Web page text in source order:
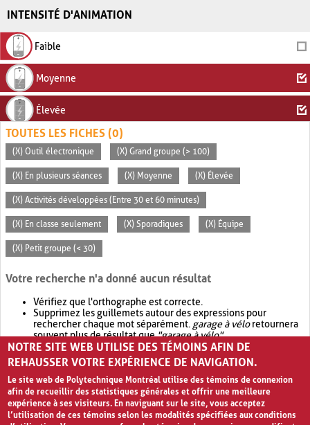
INTENSITÉ D'ANIMATION
Faible
Moyenne
Élevée
TOUTES LES FICHES (0)
(X) Outil électronique (X) Grand groupe (> 100)
(X) En plusieurs séances (X) Moyenne (X) Élevée
(X) Activités développées (Entre 30 et 60 minutes)
(X) En classe seulement (X) Sporadiques (X) Équipe
(X) Petit groupe (< 30)
Votre recherche n'a donné aucun résultat
Vérifiez que l'orthographe est correcte.
Supprimez les guillemets autour des expressions pour
rechercher chaque mot séparément. garage à véloretournera
souvent plus de résultat que"garage à vélo".
Envisagez d'élargir votre recherche avec OR.garage OR vélo
retournera souvent plus de résultat quegarage à vélo
NOTRE SITE WEB UTILISE DES TÉMOINS AFIN DE
REHAUSSER VOTRE EXPÉRIENCE DE NAVIGATION.
Le site web de Polytechnique Montréal utilise des témoins de connexion
afin de recueillir des statistiques générales et offrir une meilleure
expérience à ses visiteurs. En naviguant sur le site, vous acceptez
l’utilisation de ces témoins selon les modalités spécifiées aux conditions